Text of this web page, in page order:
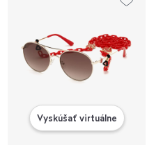
Vyskúšať virtuálne